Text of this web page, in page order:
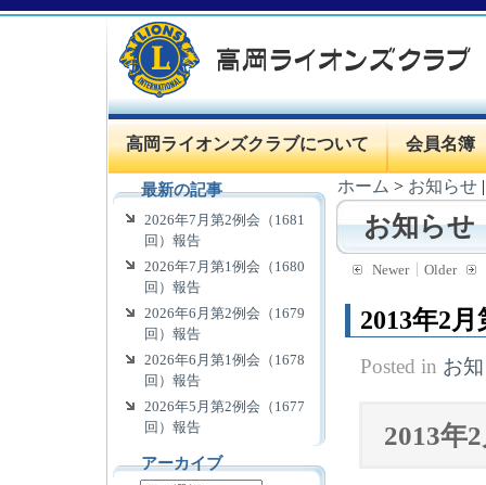
高岡ライオンズクラブについて 会員名簿
ホーム > お知らせ
お知らせ
Newer Older
2013年2
Posted in お
2013年
最新の記事
2026年7月第2例会（1681
回）報告
2026年7月第1例会（1680
回）報告
2026年6月第2例会（1679
回）報告
2026年6月第1例会（1678
回）報告
2026年5月第2例会（1677
回）報告
アーカイブ